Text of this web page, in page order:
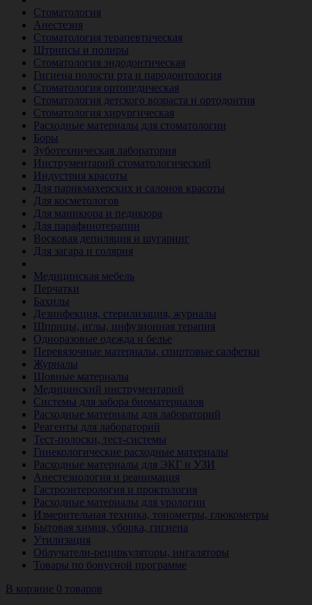
Стоматология
Анестезия
Стоматология терапевтическая
Штрипсы и полиры
Стоматология эндодонтическая
Гигиена полости рта и пародонтология
Стоматология ортопедическая
Стоматология детского возраста и ортодонтия
Стоматология хирургическая
Расходные материалы для стоматологии
Боры
Зуботехническая лаборатория
Инструментарий стоматологический
Индустрия красоты
Для парикмахерских и салонов красоты
Для косметологов
Для маникюра и педикюра
Для парафинотерапии
Восковая депиляция и шугаринг
Для загара и солярия
Медицинская мебель
Перчатки
Бахилы
Дезинфекция, стерилизация, журналы
Шприцы, иглы, инфузионная терапия
Одноразовые одежда и белье
Перевязочные материалы, спиртовые салфетки
Журналы
Шовные материалы
Медицинский инструментарий
Системы для забора биоматериалов
Расходные материалы для лабораторий
Реагенты для лабораторий
Тест-полоски, тест-системы
Гинекологические расходные материалы
Расходные материалы для ЭКГ и УЗИ
Анестезиология и реанимация
Гастроэнтерология и проктология
Расходные материалы для урологии
Измерительная техника, тонометры, глюкометры
Бытовая химия, уборка, гигиена
Утилизация
Облучатели-рециркуляторы, ингаляторы
Товары по бонусной программе
В корзине 0 товаров